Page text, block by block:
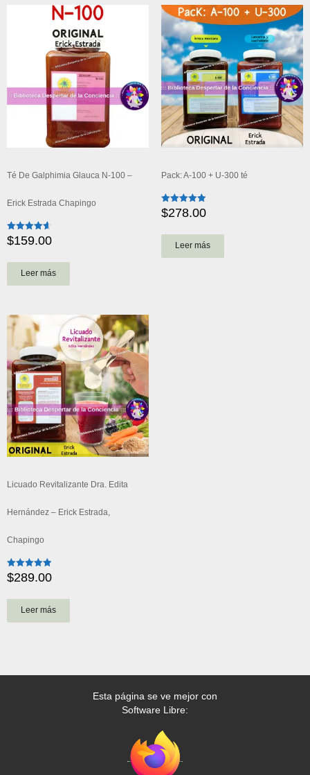
Té De Galphimia Glauca N-100 –
Erick Estrada Chapingo
Valorado
con
de 5
$159.00
Leer más
Pack: A-100 + U-300 té
Valorado
con
de 5
$278.00
Leer más
Licuado Revitalizante Dra. Edita
Hernández – Erick Estrada,
Chapingo
Valorado
con
de 5
$289.00
Leer más
Esta página se ve mejor con
Software Libre: